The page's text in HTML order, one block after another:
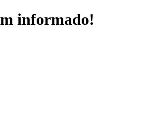
informado!